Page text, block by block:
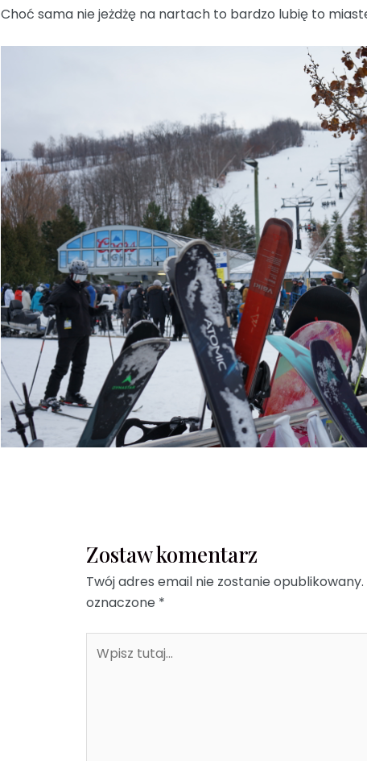
Choć sama nie jeżdżę na nartach to bardzo lubię to
Zostaw komentarz
Twój adres email nie zostanie opublikowany.
oznaczone *
tutaj...